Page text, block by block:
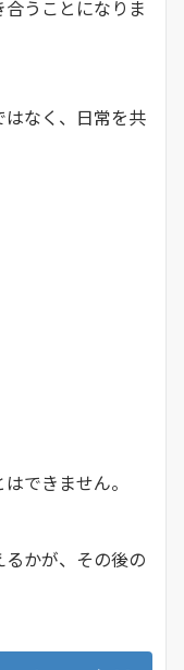
うことになりま
なく、日常を共
できません。
かが、その後の